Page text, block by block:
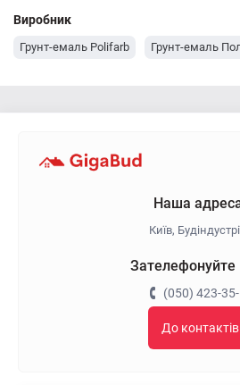
Виробник
Грунт-емаль Polifarb Грунт-емаль
Наша
Київ,
Зателефонуйте
(050) 423-
До контактів